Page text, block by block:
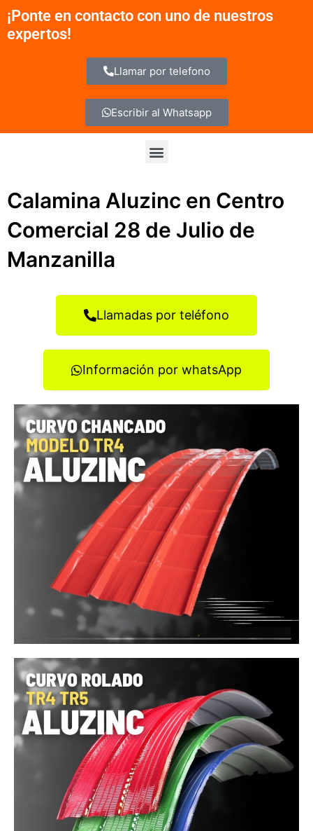
contenido
¡Ponte en contacto con uno de nuestros
expertos!
Llamar por telefono
Escribir al Whatsapp
Menu
Calamina Aluzinc en Centro
Comercial 28 de Julio de
Manzanilla
Llamadas por teléfono
Información por whatsApp